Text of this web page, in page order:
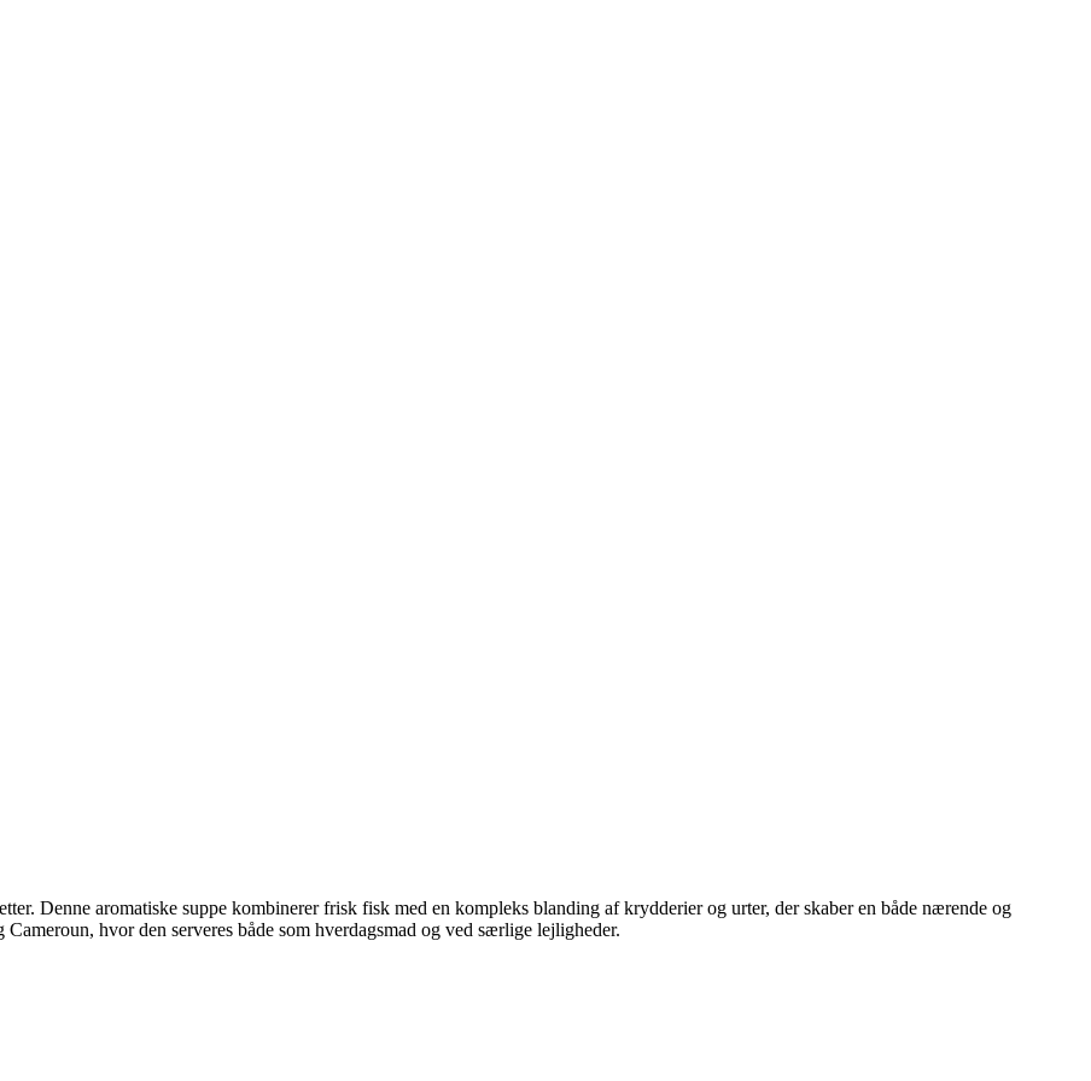
Denne aromatiske suppe kombinerer frisk fisk med en kompleks blanding af krydderier og urter, der skaber en både nærende og
hvor den serveres både som hverdagsmad og ved særlige lejligheder.